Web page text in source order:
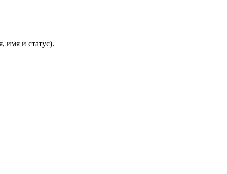
имя и статус).